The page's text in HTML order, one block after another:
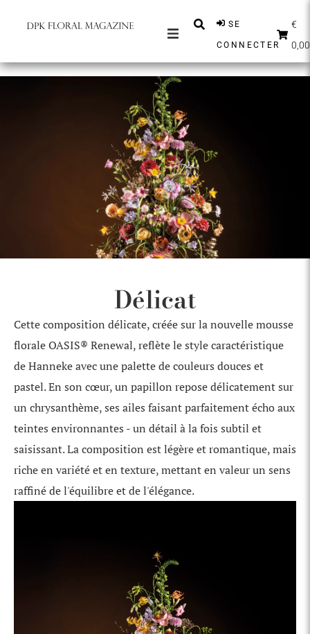
PARTENAIRES
BOUTIQUE
FRANÇAIS
S'ABONNER
SE
CONNECTER
€
0,00
Délicat
Cette composition délicate, créée sur la nouvelle mousse
florale OASIS® Renewal, reflète le style caractéristique
de Hanneke avec une palette de couleurs douces et
pastel. En son cœur, un papillon repose délicatement sur
un chrysanthème, ses ailes faisant parfaitement écho aux
teintes environnantes - un détail à la fois subtil et
saisissant. La composition est légère et romantique, mais
riche en variété et en texture, mettant en valeur un sens
raffiné de l'équilibre et de l'élégance.